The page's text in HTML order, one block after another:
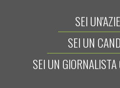
SEI
SEI UN
SEI UN